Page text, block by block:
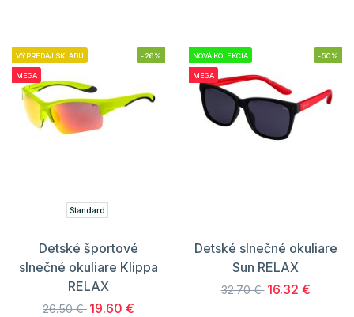
VÝPREDAJ SKLADU
MEGA
-26%
Standard
Detské športové
slnečné okuliare Klippa
RELAX
26.50 € 19.60 €
NOVÁ KOLEKCIA
MEGA
-50%
Detské slnečné okuliare
Sun RELAX
32.70 € 16.32 €